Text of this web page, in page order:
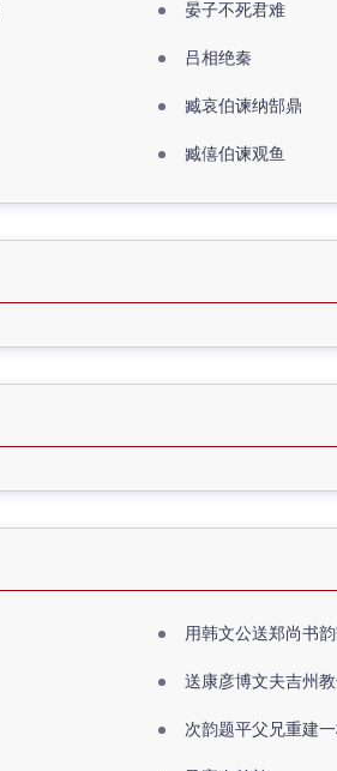
晏子不死君难
吕相绝秦
臧哀伯谏纳郜鼎
臧僖伯谏观鱼
用韩文公送郑尚书韵寄雷
送康彦博文夫吉州
次韵题平父兄重建